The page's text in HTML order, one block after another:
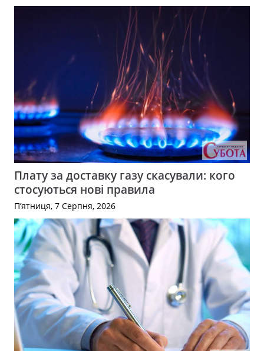
Плату за доставку газу скасували: кого
стосуються нові правила
П’ятниця, 7 Серпня, 2026